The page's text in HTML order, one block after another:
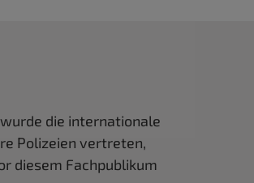
die internationale
Polizeien vertreten,
diesem Fachpublikum